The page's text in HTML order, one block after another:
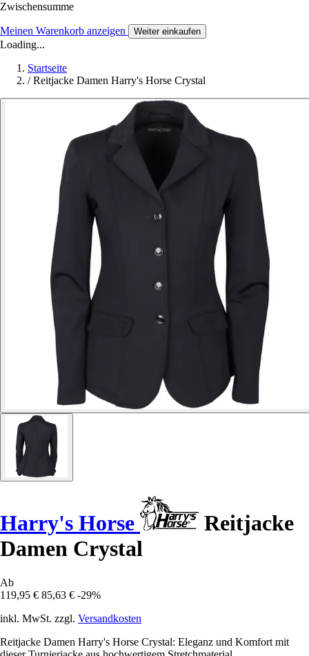
Zwischensumme
Meinen Warenkorb anzeigen Weiter einkaufen
Loading...
Startseite
/ Reitjacke Damen Harry's Horse Crystal
Harry's Horse
Reitjacke
Damen Crystal
Ab
119,95 € 85,63 € -29%
inkl. MwSt. zzgl. Versandkosten
Reitjacke Damen Harry's Horse Crystal: Eleganz und Komfort mit